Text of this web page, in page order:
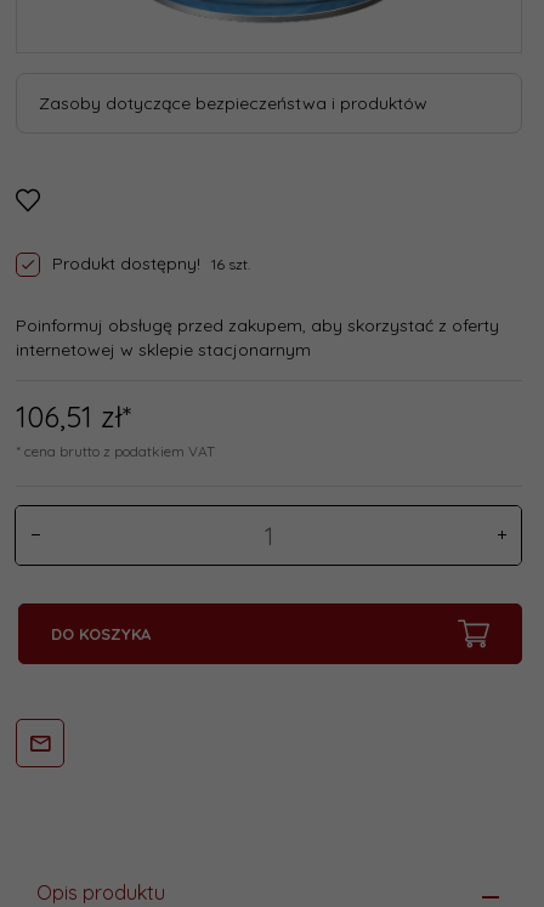
Zasoby dotyczące bezpieczeństwa i produktów
Produkt dostępny! 16 szt.
Poinformuj obsługę przed zakupem, aby skorzystać z oferty
internetowej w sklepie stacjonarnym
106,51 zł*
* cena brutto z podatkiem VAT
DO KOSZYKA
Opis produktu